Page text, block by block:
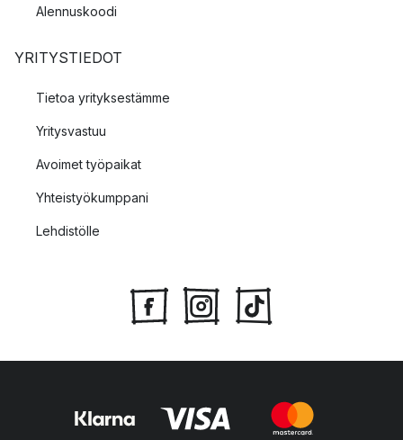
Alennuskoodi
YRITYSTIEDOT
Tietoa yrityksestämme
Yritysvastuu
Avoimet työpaikat
Yhteistyökumppani
Lehdistölle